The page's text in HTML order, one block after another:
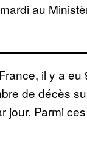
au
il y a
de décès
jour. Parmi